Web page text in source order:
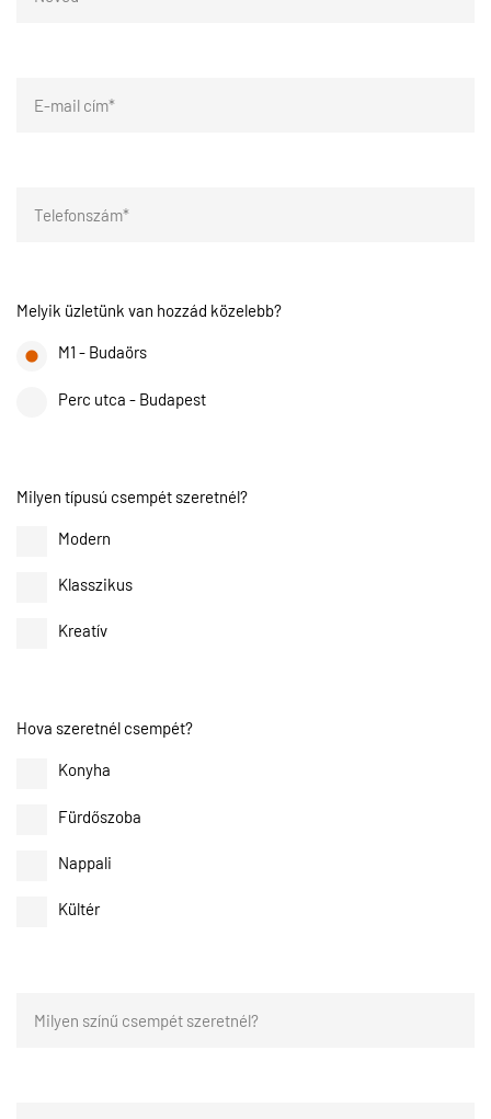
Melyik üzletünk van hozzád közelebb?
M1 - Budaörs
Perc utca - Budapest
Milyen típusú csempét szeretnél?
Modern
Klasszikus
Kreatív
Hova szeretnél csempét?
Konyha
Fürdőszoba
Nappali
Kültér